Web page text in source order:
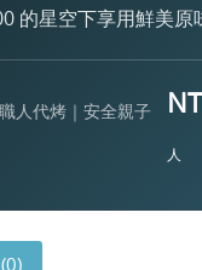
的星空下享用鮮美原
人代烤｜安全親子
人